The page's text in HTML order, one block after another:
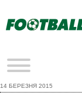
14 БЕРЕЗНЯ 2015